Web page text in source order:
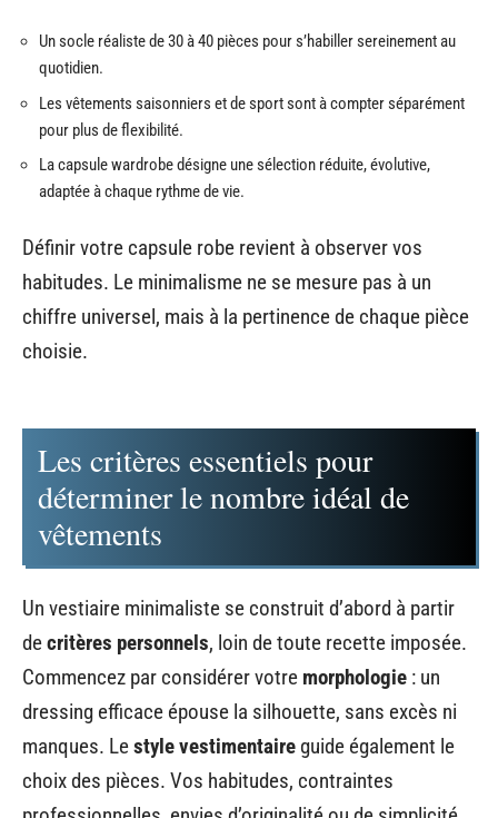
Un socle réaliste de 30 à 40 pièces pour s’habiller sereinement au
quotidien.
Les vêtements saisonniers et de sport sont à compter séparément
pour plus de flexibilité.
La capsule wardrobe désigne une sélection réduite, évolutive,
adaptée à chaque rythme de vie.
Définir votre capsule robe revient à observer vos
habitudes. Le minimalisme ne se mesure pas à un
chiffre universel, mais à la pertinence de chaque pièce
choisie.
Les critères essentiels pour
déterminer le nombre idéal de
vêtements
Un vestiaire minimaliste se construit d’abord à partir
decritères personnels, loin de toute recette imposée.
Commencez par considérer votre morphologie : un
dressing efficace épouse la silhouette, sans excès ni
manques. Lestyle vestimentaire guide également le
choix des pièces. Vos habitudes, contraintes